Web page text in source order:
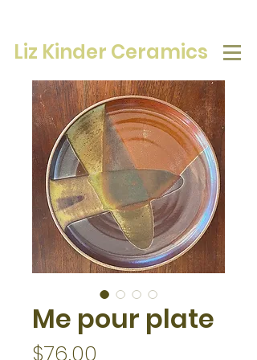
Liz Kinder Ceramics
Me pour plate
$76.00